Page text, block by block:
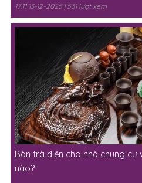
17:11 13-12-2025 | 531 lượt xem
Bàn trà điện cho nhà chung cư
nào?